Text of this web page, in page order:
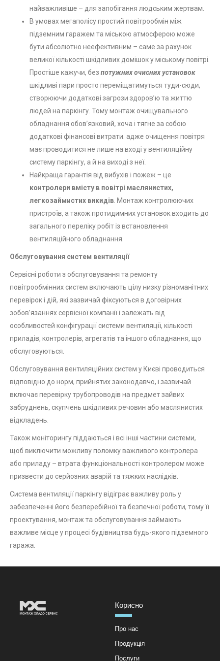
найважливіше – для запобігання людським жертвам.
В умовах мегаполісу простий повітрообмін між
підземним гаражем та міською атмосферою може
бути абсолютно неефективним – саме за рахунок
великої кількості шкідливих домішок у міському повітрі.
Простіше кажучи, без потужних очисних установок
шкідливі пари просто переміщатимуться туди-сюди,
створюючи додаткові загрози здоров’ю та життю
людей на паркінгу. Тому монтаж очищувального
обладнання обов’язковий, хоча і тягне за собою
додаткові фінансові витрати. адже очищення повітря
має проводитися не лише на вході у вентиляційну
систему паркінгу, а й на виході з неї.
Найкраща гарантія від вибухів і пожеж – це
контролери вмісту в повітрі маслянистих,
легкозаймистих викидів . Монтаж контролюючих
пристроїв, а також протидимних установок входить до
загального переліку робіт із встановлення
вентиляційного обладнання.
Обслуговування систем вентиляції
Сервісні роботи з обслуговування та ремонту
повітрообмінних систем включають цілу низку різноманітних
перевірок і дій, які зазвичай фіксуються в договірних
зобов’язаннях сервісної компанії і залежать від
особливостей конфігурації системи вентиляції, кількості
приладів, контролерів, агрегатів та іншого обладнання, що
обслуговуються.
Обслуговування вентиляційних систем у Києві проводиться
відповідно до норм, прийнятих законодавчо, і зазвичай
включає перевірку трубопроводів на предмет зайвих
забруднень, скупчень шкідливих речовин або маслянистих
відкладень.
Також моніторингу піддаються і всі інші частини системи,
щоб виключити можливу поломку важливого контролера
або приладу – втрата функціональності контролером може
призвести до серйозних аварій та тяжких наслідків.
Система вентиляції паркінгу відіграє важливу роль у
забезпеченні його безперебійної та безпечної роботи, тому її
проектування, монтаж та обслуговування займають
важливе місце у процесі будівництва будь-якого підземного
гаража.
Корисно
Про нас
Продукція
Послуги